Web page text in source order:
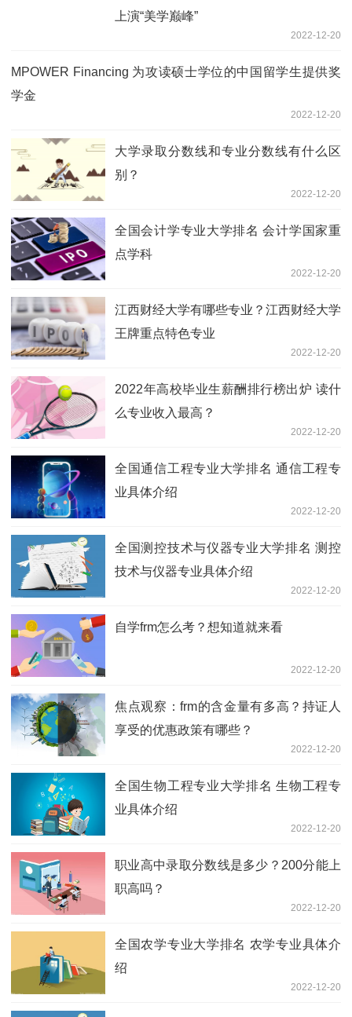
上演“美学巅峰”
2022-12-20
MPOWER Financing 为攻读硕士学位的中国留学生提供奖
学金
2022-12-20
大学录取分数线和专业分数线有什么区
别？
2022-12-20
全国会计学专业大学排名 会计学国家重
点学科
2022-12-20
江西财经大学有哪些专业？江西财经大学
王牌重点特色专业
2022-12-20
2022年高校毕业生薪酬排行榜出炉 读什
么专业收入最高？
2022-12-20
全国通信工程专业大学排名 通信工程专
业具体介绍
2022-12-20
全国测控技术与仪器专业大学排名 测控
技术与仪器专业具体介绍
2022-12-20
自学frm怎么考？想知道就来看
2022-12-20
焦点观察：frm的含金量有多高？持证人
享受的优惠政策有哪些？
2022-12-20
全国生物工程专业大学排名 生物工程专
业具体介绍
2022-12-20
职业高中录取分数线是多少？200分能上
职高吗？
2022-12-20
全国农学专业大学排名 农学专业具体介
绍
2022-12-20